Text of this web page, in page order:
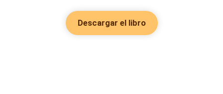
Descargar el libro